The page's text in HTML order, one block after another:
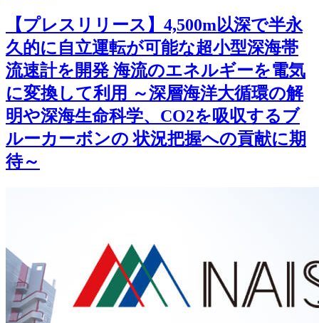
【プレスリリース】4,500m以深で半永
久的に自立運転が可能な超小型深海帯
流速計を開発 海流のエネルギーを電気
に変換して利用 ～深層海洋大循環の解
明や深海生命科学、CO2を吸収するブ
ルーカーボンの 状況把握への貢献に期
待～